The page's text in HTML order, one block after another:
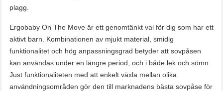
plagg.
Ergobaby On The Move är ett genomtänkt val för dig som har ett
aktivt barn. Kombinationen av mjukt material, smidig
funktionalitet och hög anpassningsgrad betyder att sovpåsen
kan användas under en längre period, och i både lek och sömn.
Just funktionaliteten med att enkelt växla mellan olika
användningsområden gör den till marknadens bästa sovpåse för